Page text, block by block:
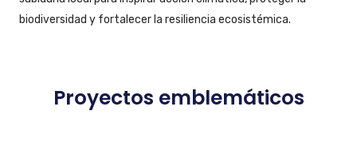
biodiversidad y fortalecer la resiliencia ecosistémica.
Proyectos emblemáticos